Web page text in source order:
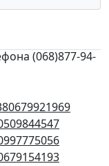
(068)877-94-